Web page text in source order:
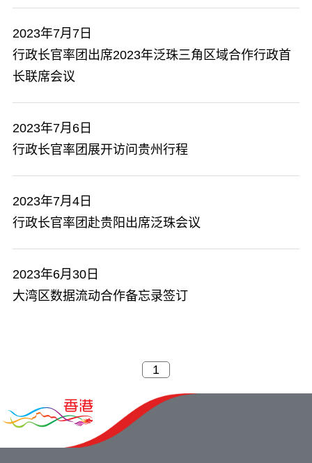
2023年7月7日
行政长官率团出席2023年泛珠三角区域合作行政首
长联席会议
2023年7月6日
行政长官率团展开访问贵州行程
2023年7月4日
行政长官率团赴贵阳出席泛珠会议
2023年6月30日
大湾区数据流动合作备忘录签订